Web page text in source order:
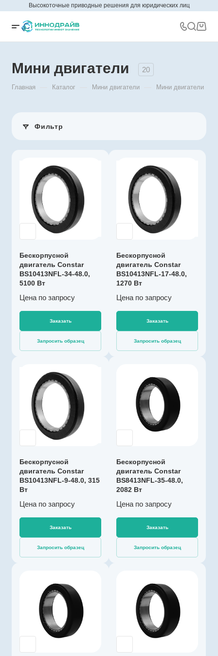
Высокоточные приводные решения для юридических лиц
Мини двигатели 20
Главная Каталог Мини двигатели Мини двигатели
Фильтр
Бескорпусной
двигатель Constar
BS10413NFL-34-48.0,
5100 Вт
Цена по запросу
Заказать
Запросить образец
Производитель
Constar
Артикул
C100228
Тип двигателя
Бесколлекторны
104
Диапазон рабочих
температур, °С
Номинальный
момент, Нм
Длина, мм
21
Коммутация
без датчиков
Номинальное
напряжение, В
скорость, об/мин
1431
обмотки, °C
180
Бескорпусной
двигатель Constar
BS10413NFL-17-48.0,
1270 Вт
Цена по запросу
Заказать
Запросить образец
Бескорпусной
двигатель Constar
BS10413NFL-9-48.0, 315
Вт
Цена по запросу
Заказать
Запросить образец
Производитель
Constar
Артикул
C100226
Тип двигателя
Бесколлекторны
84
Диапазон рабочих
Номинальный
момент, Нм
21
Коммутация
без датчиков
Номинальное
напряжение, В
Бескорпусной
двигатель Constar
BS8413NFL-35-48.0,
2082 Вт
Цена по запросу
Заказать
Запросить образец
Constar
Артикул
C100224
Тип двигателя
Бесколлекторны